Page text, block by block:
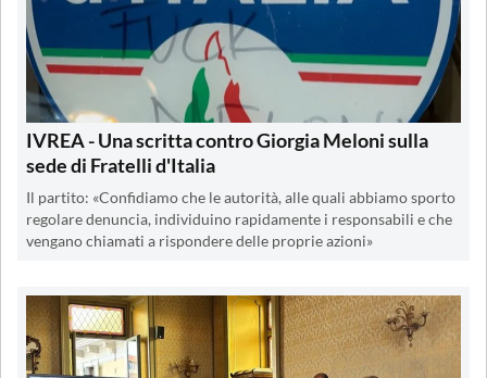
IVREA - Una scritta contro Giorgia Meloni sulla
sede di Fratelli d'Italia
Il partito: «Confidiamo che le autorità, alle quali abbiamo sporto
regolare denuncia, individuino rapidamente i responsabili e che
vengano chiamati a rispondere delle proprie azioni»